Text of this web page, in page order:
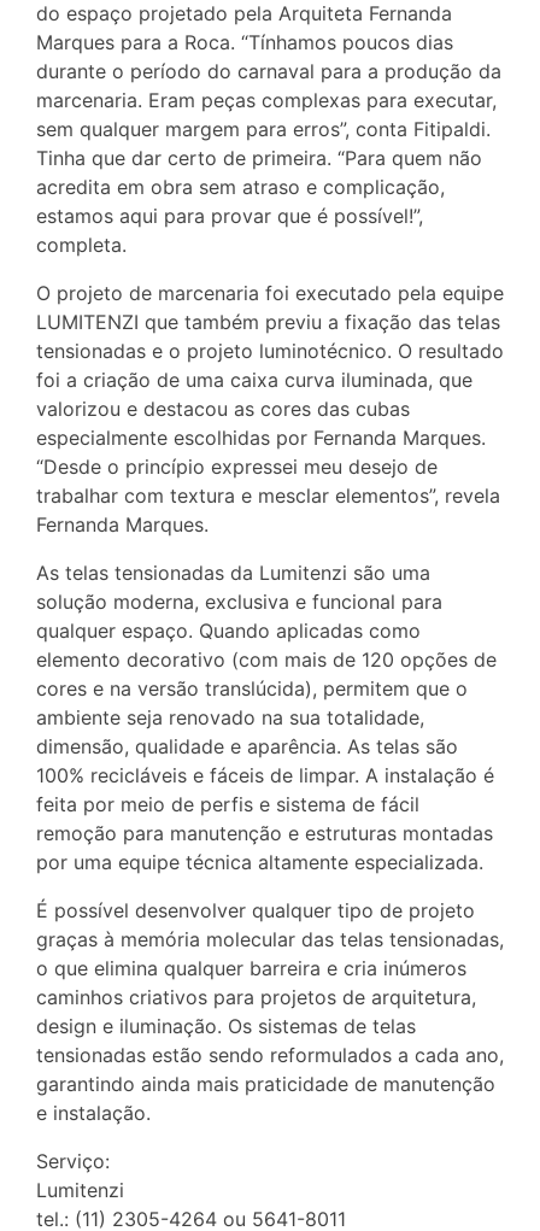
do espaço projetado pela Arquiteta Fernanda
Marques para a Roca. “Tínhamos poucos dias
durante o período do carnaval para a produção da
marcenaria. Eram peças complexas para executar,
sem qualquer margem para erros”, conta Fitipaldi.
Tinha que dar certo de primeira. “Para quem não
acredita em obra sem atraso e complicação,
estamos aqui para provar que é possível!”,
completa.
O projeto de marcenaria foi executado pela equipe
LUMITENZI que também previu a fixação das telas
tensionadas e o projeto luminotécnico. O resultado
foi a criação de uma caixa curva iluminada, que
valorizou e destacou as cores das cubas
especialmente escolhidas por Fernanda Marques.
“Desde o princípio expressei meu desejo de
trabalhar com textura e mesclar elementos”, revela
Fernanda Marques.
As telas tensionadas da Lumitenzi são uma
solução moderna, exclusiva e funcional para
qualquer espaço. Quando aplicadas como
elemento decorativo (com mais de 120 opções de
cores e na versão translúcida), permitem que o
ambiente seja renovado na sua totalidade,
dimensão, qualidade e aparência. As telas são
100% recicláveis e fáceis de limpar. A instalação é
feita por meio de perfis e sistema de fácil
remoção para manutenção e estruturas montadas
por uma equipe técnica altamente especializada.
É possível desenvolver qualquer tipo de projeto
graças à memória molecular das telas tensionadas,
o que elimina qualquer barreira e cria inúmeros
caminhos criativos para projetos de arquitetura,
design e iluminação. Os sistemas de telas
tensionadas estão sendo reformulados a cada ano,
garantindo ainda mais praticidade de manutenção
e instalação.
Serviço:
Lumitenzi
tel.: (11) 2305-4264 ou 5641-8011